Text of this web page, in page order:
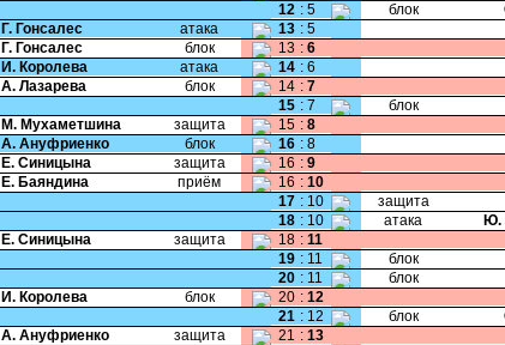
12 : 5 блок
Г. Гонсалес атака 13 : 5
Г. Гонсалес блок 13 : 6
И. Королева атака 14 : 6
А. Лазарева блок 14 : 7
15 : 7 блок
М. Мухаметшина защита 15 : 8
А. Ануфриенко блок 16 : 8
Е. Синицына защита 16 : 9
Е. Баяндина приём 16 : 10
17 : 10 защита
18 : 10 атака Ю.
Е. Синицына защита 18 : 11
19 : 11 блок
20 : 11 блок
И. Королева блок 20 : 12
21 : 12 блок
А. Ануфриенко защита 21 : 13